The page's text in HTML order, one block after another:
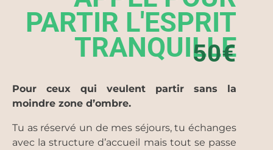
PARTIR L'ESPRIT
TRANQUILLE
50€
Pour ceux qui veulent partir sans la
moindre zone d’ombre.
Tu as réservé un de mes séjours, tu échanges
avec la structure d’accueil mais tout se passe